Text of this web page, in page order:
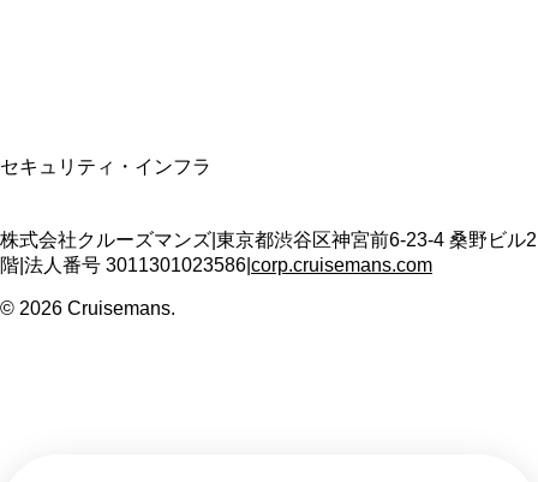
セキュリティ・インフラ
株式会社クルーズマンズ 東京都渋谷区神宮前6-23-4 桑野ビル2
階 法人番号 3011301023586 corp.cruisemans.com
© 2026 Cruisemans.